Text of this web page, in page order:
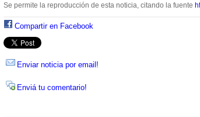
Se permite la reproducción de esta noticia, citando la fuente
Compartir en Facebook
Enviar noticia por email!
Enviá tu comentario!